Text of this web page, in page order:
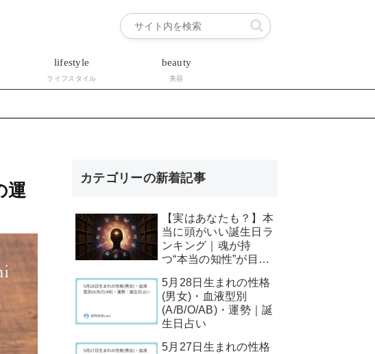
lifestyle
ライフスタイル
beauty
美容
運
カテゴリーの新着記事
【実はあなたも？】本
当に頭がいい誕生日ラ
ンキング｜魂が持
つ“本当の知性”が目覚
5月28日生まれの性格
(男女)・血液型別
(A/B/O/AB)・運勢｜誕
生日占い
5月27日生まれの性格